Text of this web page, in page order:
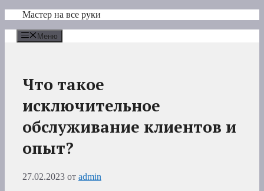
Перейти
содержимому
Мастер на все руки
Меню
Что такое
исключительное
обслуживание клиентов и
опыт?
27.02.2023 от admin